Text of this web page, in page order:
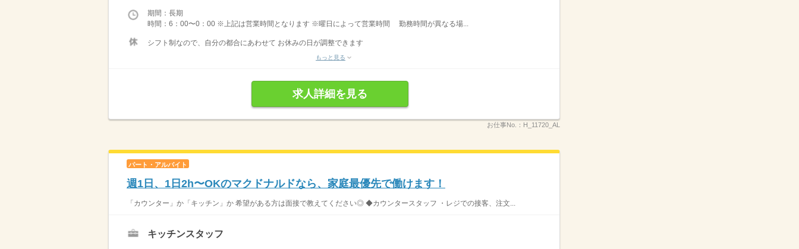
期間：長期
時間：6：00〜0：00 ※上記は営業時間となります ※曜日によって営業時間 勤務時間が異なる場...
シフト制なので、自分の都合にあわせて お休みの日が調整できます
もっと見る
求人詳細を見る
お仕事No.： H_11720_AL
パート・アルバイト
週1日、1日2h〜OKのマクドナルドなら、家庭最優先で働けます！
「カウンター」か「キッチン」か 希望がある方は面接で教えてください◎ ◆カウンタースタッフ ・レジでの接客、注文...
キッチンスタッフ